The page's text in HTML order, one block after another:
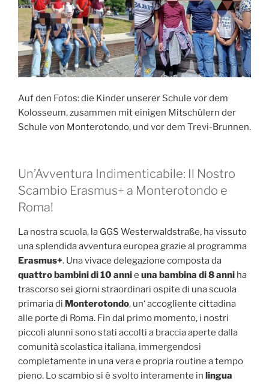
Auf den Fotos: die Kinder unserer Schule vor dem
Kolosseum, zusammen mit einigen Mitschülern der
Schule von Monterotondo, und vor dem Trevi-Brunnen.
Un’Avventura Indimenticabile: Il Nostro
Scambio Erasmus+ a Monterotondo e
Roma!
La nostra scuola, la GGS Westerwaldstraße, ha vissuto
una splendida avventura europea grazie al programma
Erasmus+. Una vivace delegazione composta da
quattro bambini di 10 annie una bambina di 8 anni ha
trascorso sei giorni straordinari ospite di una scuola
primaria di Monterotondo, un‘ accogliente cittadina
alle porte di Roma. Fin dal primo momento, i nostri
piccoli alunni sono stati accolti a braccia aperte dalla
comunità scolastica italiana, immergendosi
completamente in una vera e propria routine a tempo
pieno. Lo scambio si è svolto interamente in lingua